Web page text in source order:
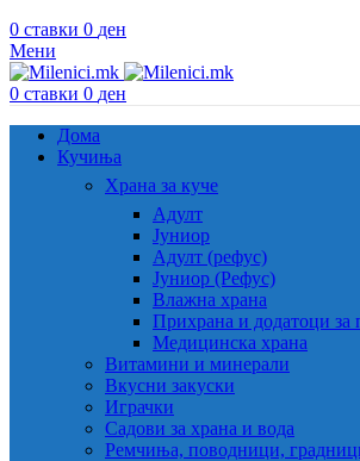
0 ставки 0 ден
Мени
0 ставки 0 ден
Дома
Кучиња
Храна за куче
Адулт
Јуниор
Адулт (рефус)
Јуниор (Рефус)
Влажна храна
Прихрана и додатоци за
Медицинска храна
Витамини и минерали
Вкусни закуски
Играчки
Садови за храна и вода
Ремчиња, поводници,